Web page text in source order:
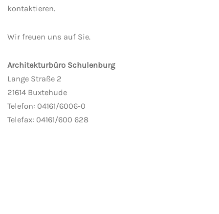
kontaktieren.
Wir freuen uns auf Sie.
Architekturbüro Schulenburg
Lange Straße 2
21614 Buxtehude
Telefon: 04161/6006-0
Telefax: 04161/600 628